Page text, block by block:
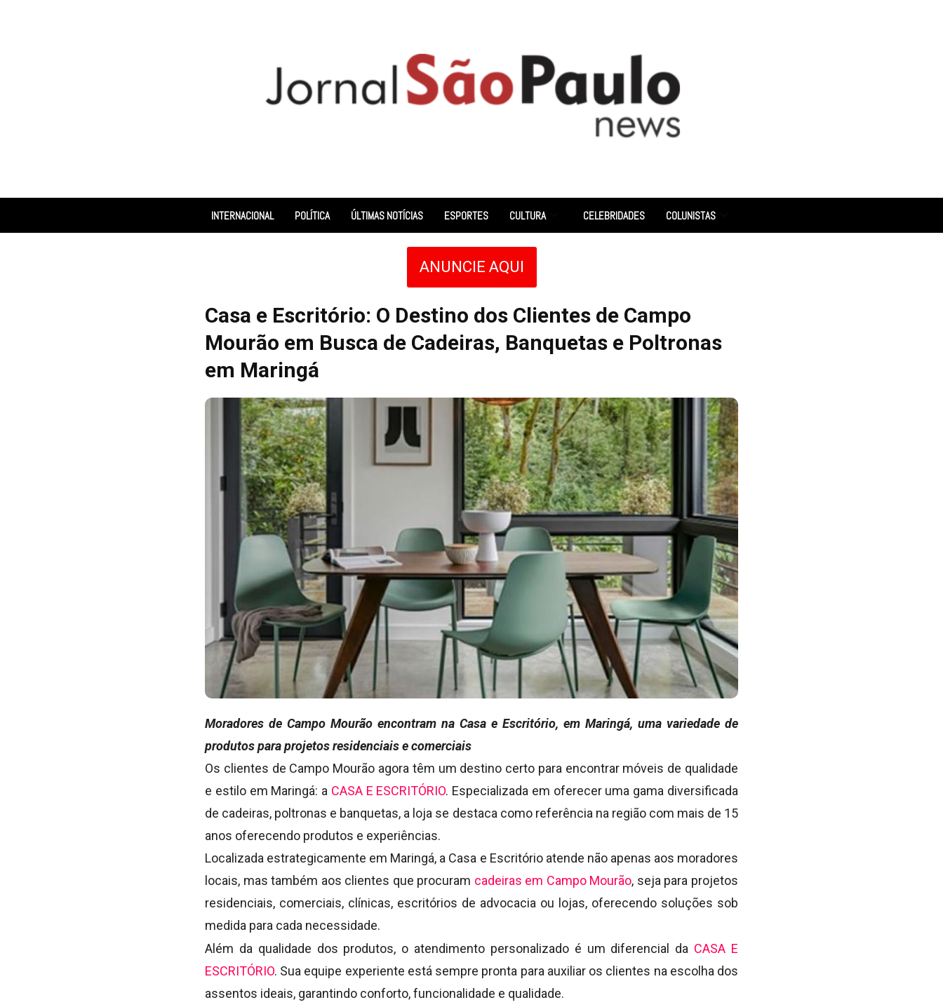
INTERNACIONAL POLÍTICA ÚLTIMAS NOTÍCIAS ESPORTES CULTURA CELEBRIDADES COLUNISTAS
ANUNCIE AQUI
Casa e Escritório: O Destino dos Clientes de Campo
Mourão em Busca de Cadeiras, Banquetas e Poltronas
em Maringá
Moradores de Campo Mourão encontram na Casa e Escritório, em Maringá, uma variedade de
produtos para projetos residenciais e comerciais
Os clientes de Campo Mourão agora têm um destino certo para encontrar móveis de qualidade
e estilo em Maringá: a CASA E ESCRITÓRIO. Especializada em oferecer uma gama diversificada
de cadeiras, poltronas e banquetas, a loja se destaca como referência na região com mais de 15
anos oferecendo produtos e experiências.
Localizada estrategicamente em Maringá, a Casa e Escritório atende não apenas aos moradores
locais, mas também aos clientes que procuram cadeiras em Campo Mourão, seja para projetos
residenciais, comerciais, clínicas, escritórios de advocacia ou lojas, oferecendo soluções sob
medida para cada necessidade.
Além da qualidade dos produtos, o atendimento personalizado é um diferencial da CASA E
ESCRITÓRIO. Sua equipe experiente está sempre pronta para auxiliar os clientes na escolha dos
assentos ideais, garantindo conforto, funcionalidade e qualidade.